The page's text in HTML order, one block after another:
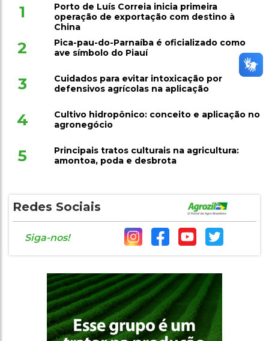
1
Porto de Luís Correia inicia primeira
operação de exportação com destino à
China
2
Pica-pau-do-Parnaíba é oficializado como
ave símbolo do Piauí
3
Cuidados para evitar intoxicação por
defensivos agrícolas na aplicação
4
Cultivo hidropônico: conceito e aplicação no
agronegócio
5
Principais tratos culturais na agricultura:
amontoa, poda e desbrota
Redes Sociais
Siga-nos!